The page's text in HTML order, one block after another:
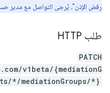
رفض الإذن"، يُرجى التواصل مع مدير
طلب HTTP
PATCH
v1beta/{mediationG
*/mediationGroups/*}